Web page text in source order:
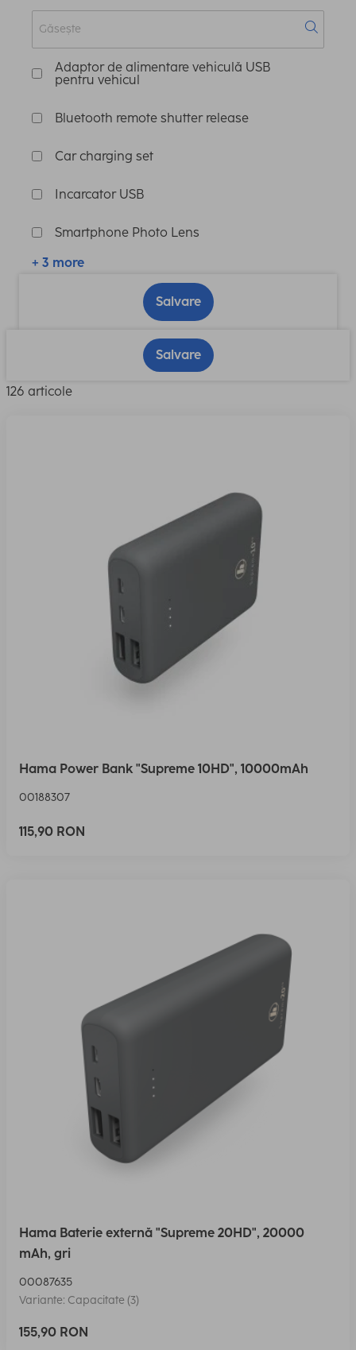
Adaptor de alimentare vehiculă USB
pentru vehicul
Bluetooth remote shutter release
Car charging set
Incarcator USB
Smartphone Photo Lens
+ 3 more
Salvare
Salvare
126 articole
Hama Power Bank "Supreme 10HD", 10000mAh
00188307
115,90 RON
Hama Baterie externă "Supreme 20HD", 20000
mAh, gri
00087635
Variante: Capacitate (3)
155,90 RON